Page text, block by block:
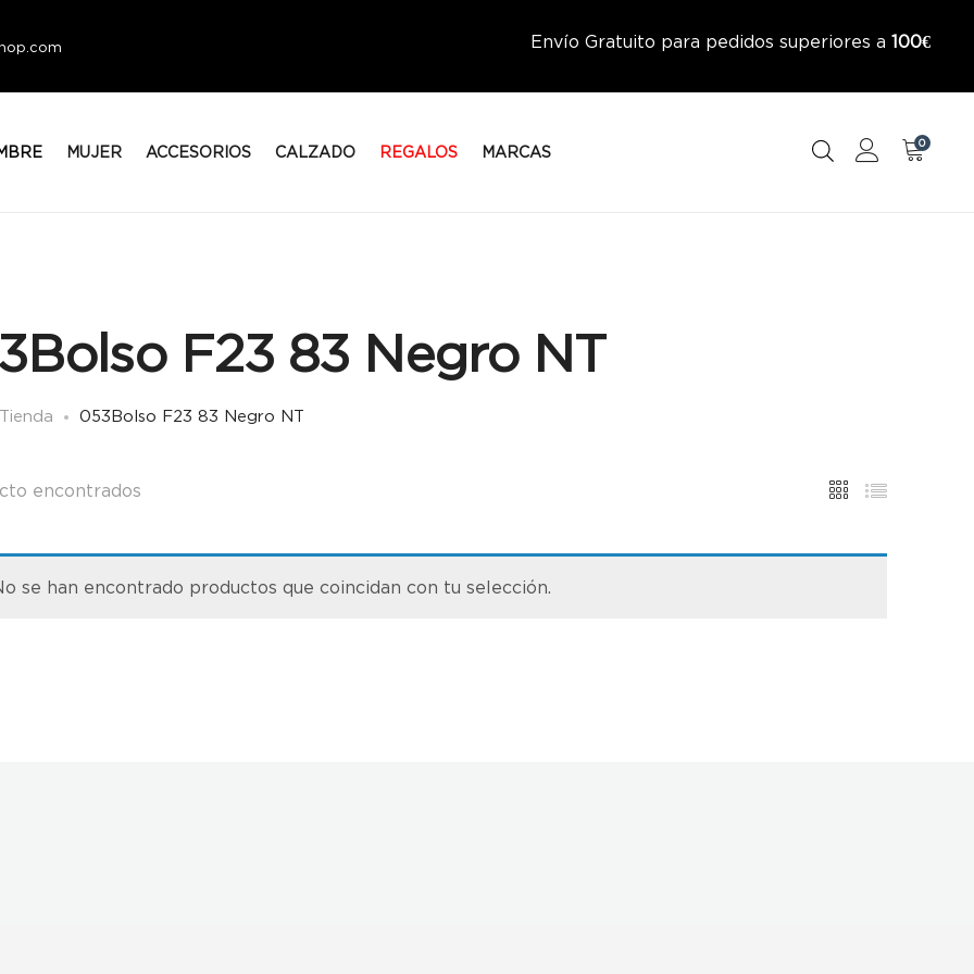
Envío Gratuito para pedidos superiores a 100€
MUJER ACCESORIOS CALZADO REGALOS MARCAS
0
F23 83 Negro NT
Tienda 053Bolso F23 83 Negro NT
encontrados
se han encontrado productos que coincidan con tu selección.